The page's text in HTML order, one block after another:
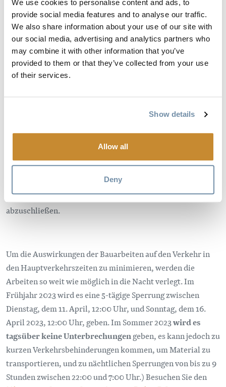
We use cookies to personalise content and ads, to
provide social media features and to analyse our traffic.
We also share information about your use of our site with
our social media, advertising and analytics partners who
may combine it with other information that you’ve
provided to them or that they’ve collected from your use
of their services.
Show details
Allow all
Deny
BEEINTRÄCHTIGT.
Einen informativen Kalender mit allen aktuellen
Straßensperrungen und Bauverzögerungen finden Sie unter
www.kickinghorsecanyon.ca/calendar
Der Trans-Canada Highway durch den Kicking Horse
Canyon ist sowohl spektakulär als auch anspruchsvoll. Seit
zwischen dem Yoho National Park und Golden auf einen
Kilometer der kurvenreichen, zweispurigen Straße aus den
1950er Jahren sind noch übrig, und die Arbeiten werden
voraussichtlich Ende 2020 beginnen, um die Umgestaltung
abzuschließen.
Um die Auswirkungen der Bauarbeiten auf den Verkehr in
den Hauptverkehrszeiten zu minimieren, werden die
Arbeiten so weit wie möglich in die Nacht verlegt. Im
Frühjahr 2023 wird es eine 5-tägige Sperrung zwischen
Dienstag, dem 11. April, 12:00 Uhr, und Sonntag, dem 16.
April 2023, 12:00 Uhr, geben. Im Sommer 2023wird es
tagsüber keine Unterbrechungengeben, es kann jedoch zu
kurzen Verkehrsbehinderungen kommen, um Material zu
transportieren, und zu nächtlichen Sperrungen von bis zu 9
Stunden zwischen 22:00 und 7:00 Uhr.) Besuchen Sie den